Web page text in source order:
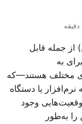
جمله قابل
به
مختلف هستند—که
یا دستگاه
وجود
به‌طور